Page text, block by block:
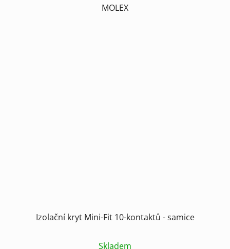
MOLEX
Izolační kryt Mini-Fit 10-kontaktů - samice
Skladem